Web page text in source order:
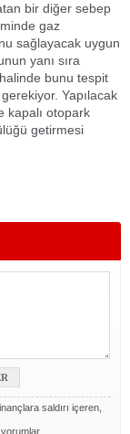
bir diğer sebep
gaz
sağlayacak uygun
yanı sıra
bunu tespit
Yapılacak
kapalı otopark
getirmesi
saldırı içeren,